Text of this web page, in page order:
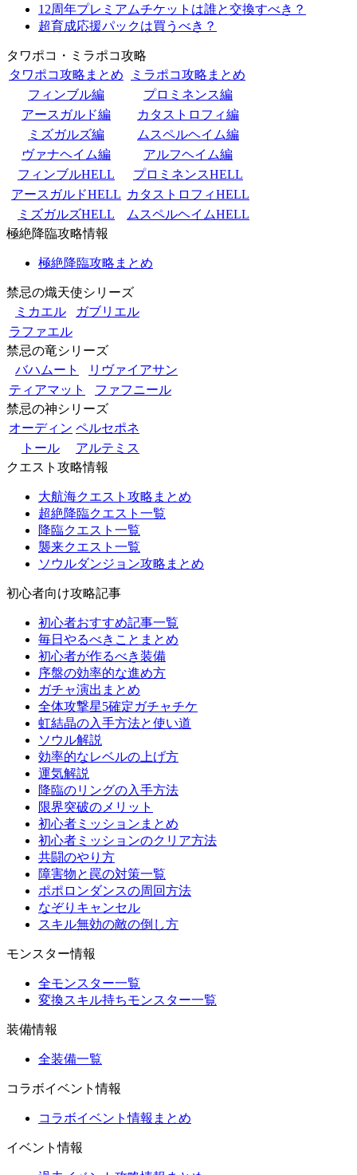
12周年プレミアムチケットは誰と交換すべき？
超育成応援パックは買うべき？
タワポコ・ミラポコ攻略
タワポコ攻略まとめ
ミラポコ攻略まとめ
フィンブル編
プロミネンス編
アースガルド編
カタストロフィ編
ミズガルズ編
ムスペルヘイム編
ヴァナヘイム編
アルフヘイム編
フィンブルHELL
プロミネンスHELL
アースガルドHELL カタストロフィHELL
ミズガルズHELL
ムスペルヘイムHELL
極絶降臨攻略情報
極絶降臨攻略まとめ
禁忌の熾天使シリーズ
ミカエル
ガブリエル
ラファエル
禁忌の竜シリーズ
バハムート
リヴァイアサン
ティアマット
ファフニール
禁忌の神シリーズ
オーディン ペルセポネ
トール
アルテミス
クエスト攻略情報
大航海クエスト攻略まとめ
超絶降臨クエスト一覧
降臨クエスト一覧
襲来クエスト一覧
ソウルダンジョン攻略まとめ
初心者向け攻略記事
初心者おすすめ記事一覧
毎日やるべきことまとめ
初心者が作るべき装備
序盤の効率的な進め方
ガチャ演出まとめ
全体攻撃星5確定ガチャチケ
虹結晶の入手方法と使い道
ソウル解説
効率的なレベルの上げ方
運気解説
降臨のリングの入手方法
限界突破のメリット
初心者ミッションまとめ
初心者ミッションのクリア方法
共闘のやり方
障害物と罠の対策一覧
ポポロンダンスの周回方法
なぞりキャンセル
スキル無効の敵の倒し方
モンスター情報
全モンスター一覧
変換スキル持ちモンスター一覧
装備情報
全装備一覧
コラボイベント情報
コラボイベント情報まとめ
イベント情報